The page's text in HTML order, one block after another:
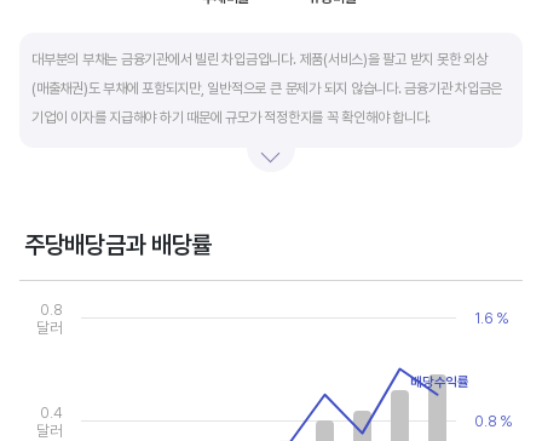
대부분의 부채는 금융기관에서 빌린 차입금입니다. 제품(서비스)을 팔고 받지 못한 외상
(매출채권)도 부채에 포함되지만, 일반적으로 큰 문제가 되지 않습니다. 금융기관 차입금은
기업이 이자를 지급해야 하기 때문에 규모가 적정한지를 꼭 확인해야 합니다.
비교해서 보는 것이 좋습니다. 그외 이자보상배율과 현금흐름표를 함께 체크하면, 부도
주당배당금과 배당률
Chart
Combination chart with 2 data series.
View as data table, Chart
The chart has 2 Y axes displaying values, and values.
0.4
달러
0.8
달러
0.8 %
1.6 %
배당수익률